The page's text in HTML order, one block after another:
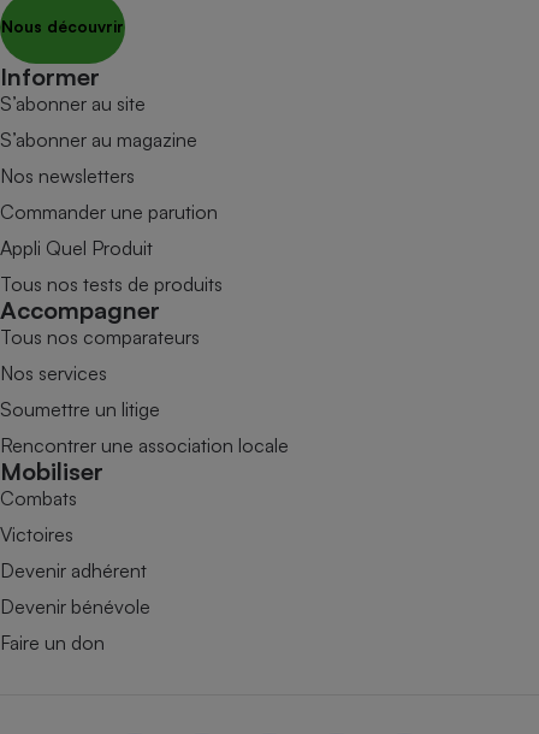
Nous découvrir
Informer
S’abonner au site
S’abonner au magazine
Nos newsletters
Commander une parution
Appli Quel Produit
Tous nos tests de produits
Accompagner
Tous nos comparateurs
Nos services
Soumettre un litige
Rencontrer une association locale
Mobiliser
Combats
Victoires
Devenir adhérent
Devenir bénévole
Faire un don